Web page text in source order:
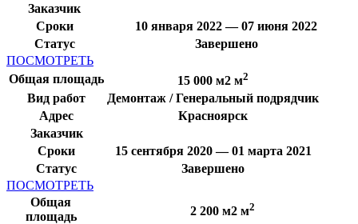
Заказчик
Сроки
10 января 2022 — 07 июня 2022
Статус
Завершено
ПОСМОТРЕТЬ
Общая площадь
15 000 м2 м2
Вид работ
Демонтаж / Генеральный подрядчик
Адрес
Красноярск
Заказчик
Сроки
15 сентября 2020 — 01 марта 2021
Статус
Завершено
ПОСМОТРЕТЬ
Общая
площадь
2 200 м2 м2